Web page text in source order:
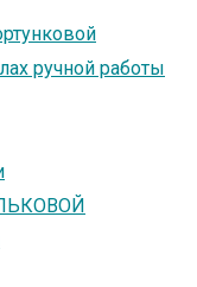
ручной работы